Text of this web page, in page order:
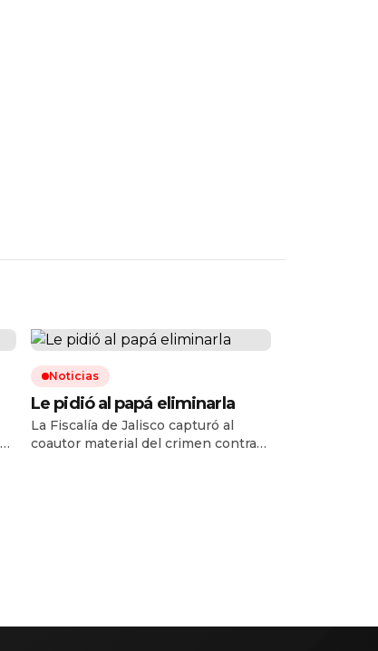
Noticias
Le pidió al papá eliminarla
La Fiscalía de Jalisco capturó al
coautor material del crimen contra